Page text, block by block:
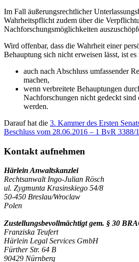
Im Fall äußerungsrechtlicher
Wahrheitspflicht zudem über die
Nachforschungsmöglichkeiten
Wird offenbar, dass die Wahrheit einer
Behauptung sich nicht erweisen lässt, ist es
auch nach Abschluss umfassender
machen,
wenn verbreitete Behauptungen
Nachforschungen nicht gedeckt
werden.
Darauf hat die 3. Kammer des Ersten
Beschluss vom 28.06.2016 – 1 BvR 3388/
Kontakt aufnehmen
Härlein Anwaltskanzlei
Rechtsanwalt Ingo-Julian Rösch
ul. Zygmunta Krasinskiego 54/8
50-450 Breslau/Wroclaw
Polen
Zustellungsbevollmächtigt gem. § 30
Franziska Teufert
Härlein Legal Services GmbH
Fürther Str. 64 B
90429 Nürnberg